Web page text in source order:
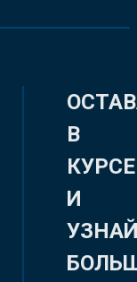
В
КУРСЕ
И